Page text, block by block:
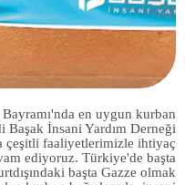
en uygun kurban
Başak İnsani Yardım Derneği
çeşitli faaliyetlerimizle ihtiyaç
ediyoruz. Türkiye'de başta
başta Gazze olmak